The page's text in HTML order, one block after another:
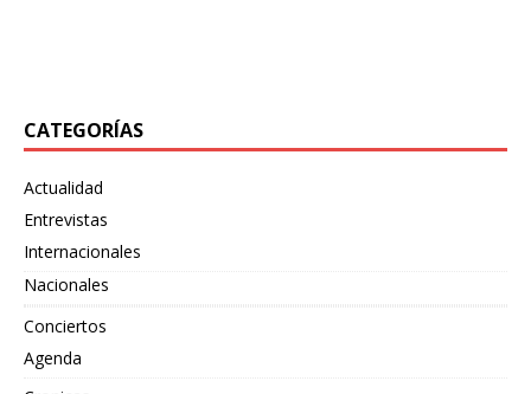
CATEGORÍAS
Actualidad
Entrevistas
Internacionales
Nacionales
Conciertos
Agenda